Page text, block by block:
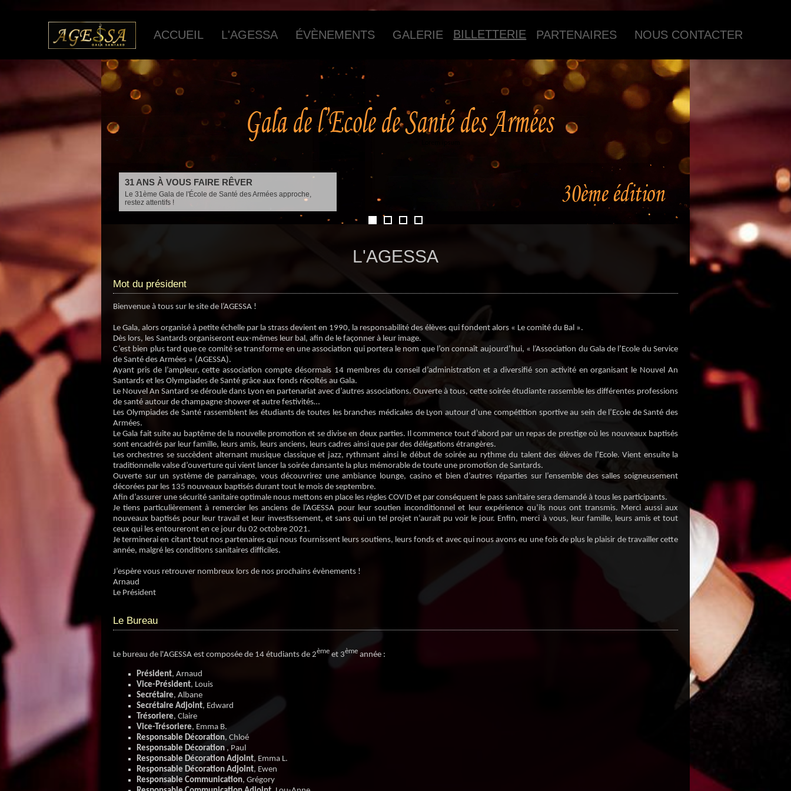
ACCUEIL L'AGESSA ÉVÈNEMENTS GALERIE BILLETTERIE PARTENAIRES NOUS CONTACTER
31 ANS À VOUS FAIRE RÊVER
Le 31ème Gala de l'École de Santé des Armées approche,
restez attentifs !
1 2 3 4
L'AGESSA
Mot du président
Bienvenue à tous sur le site de l’AGESSA !
Le Gala, alors organisé à petite échelle par la strass devient en 1990, la responsabilité des élèves qui fondent alors « Le comité du Bal ».
Dès lors, les Santards organiseront eux-mêmes leur bal, afin de le façonner à leur image.
C’est bien plus tard que ce comité se transforme en une association qui portera le nom que l’on connaît aujourd’hui, « l’Association du Gala de l’Ecole du Service
de Santé des Armées » (AGESSA).
Ayant pris de l’ampleur, cette association compte désormais 14 membres du conseil d’administration et a diversifié son activité en organisant le Nouvel An
Santards et les Olympiades de Santé grâce aux fonds récoltés au Gala.
Le Nouvel An Santard se déroule dans Lyon en partenariat avec d’autres associations. Ouverte à tous, cette soirée étudiante rassemble les différentes professions
de santé autour de champagne shower et autre festivités…
Les Olympiades de Santé rassemblent les étudiants de toutes les branches médicales de Lyon autour d’une compétition sportive au sein de l’Ecole de Santé des
Armées.
Le Gala fait suite au baptême de la nouvelle promotion et se divise en deux parties. Il commence tout d’abord par un repas de prestige où les nouveaux baptisés
sont encadrés par leur famille, leurs amis, leurs anciens, leurs cadres ainsi que par des délégations étrangères.
Les orchestres se succèdent alternant musique classique et jazz, rythmant ainsi le début de soirée au rythme du talent des élèves de l’Ecole. Vient ensuite la
traditionnelle valse d’ouverture qui vient lancer la soirée dansante la plus mémorable de toute une promotion de Santards.
Ouverte sur un système de parrainage, vous découvrirez une ambiance lounge, casino et bien d’autres réparties sur l’ensemble des salles soigneusement
décorées par les 135 nouveaux baptisés durant tout le mois de septembre.
Afin d’assurer une sécurité sanitaire optimale nous mettons en place les règles COVID et par conséquent le pass sanitaire sera demandé à tous les participants.
Je tiens particulièrement à remercier les anciens de l’AGESSA pour leur soutien inconditionnel et leur expérience qu’ils nous ont transmis. Merci aussi aux
nouveaux baptisés pour leur travail et leur investissement, et sans qui un tel projet n’aurait pu voir le jour. Enfin, merci à vous, leur famille, leurs amis et tout
ceux qui les entoureront en ce jour du 02 octobre 2021.
Je terminerai en citant tout nos partenaires qui nous fournissent leurs soutiens, leurs fonds et avec qui nous avons eu une fois de plus le plaisir de travailler cette
année, malgré les conditions sanitaires difficiles.
J’espère vous retrouver nombreux lors de nos prochains évènements !
Arnaud
Le Président
Le Bureau
Le bureau de l'AGESSA est composée de 14 étudiants de 2ème et 3ème année :
Président, Arnaud
Vice-Président, Louis
Secrétaire, Albane
Secrétaire Adjoint, Edward
Trésoriere, Claire
Vice-Trésoriere, Emma B.
Responsable Décoration, Chloé
Responsable Décoration , Paul
Responsable Décoration Adjoint, Emma L.
Responsable Décoration Adjoint, Ewen
Responsable Communication, Grégory